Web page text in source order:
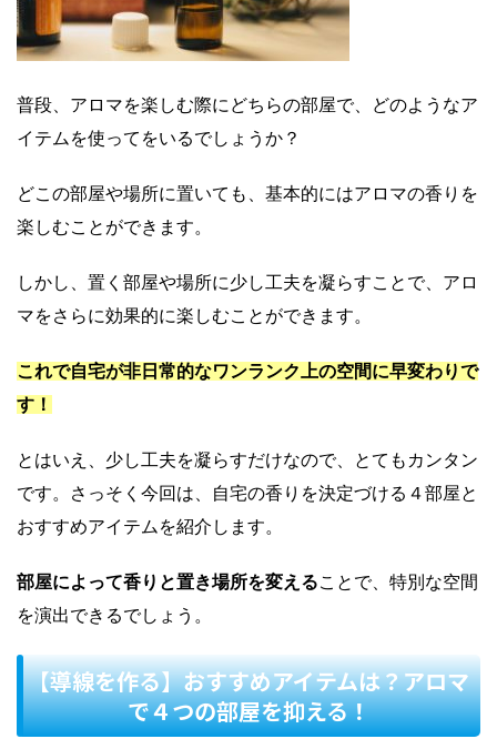
普段、アロマを楽しむ際にどちらの部屋で、どのようなア
イテムを使ってをいるでしょうか？
どこの部屋や場所に置いても、基本的にはアロマの香りを
楽しむことができます。
しかし、置く部屋や場所に少し工夫を凝らすことで、アロ
マをさらに効果的に楽しむことができます。
これで自宅が非日常的なワンランク上の空間に早変わりで
す！
とはいえ、少し工夫を凝らすだけなので、とてもカンタン
です。さっそく今回は、自宅の香りを決定づける４部屋と
おすすめアイテムを紹介します。
部屋によって香りと置き場所を変えることで、特別な空間
を演出できるでしょう。
【導線を作る】おすすめアイテムは？アロマ
で４つの部屋を抑える！